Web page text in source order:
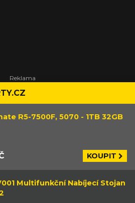
R5-7500F, 5070 - 1TB 32GB
KOUPIT
Multifunkční Nabíjecí Stojan